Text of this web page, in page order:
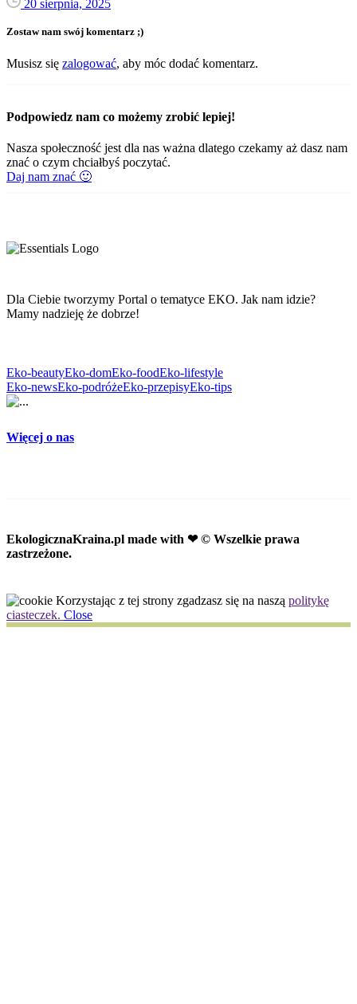
20 sierpnia, 2025
Zostaw nam swój komentarz ;)
Musisz się zalogować, aby móc dodać komentarz.
Podpowiedz nam co możemy zrobić lepiej!
Nasza społeczność jest dla nas ważna dlatego czekamy aż dasz nam
znać o czym chciałbyś poczytać.
Daj nam znać 🙂
Dla Ciebie tworzymy Portal o tematyce EKO. Jak nam idzie?
Mamy nadzieję że dobrze!
Eko-beautyEko-domEko-foodEko-lifestyle
Eko-newsEko-podróżeEko-przepisyEko-tips
Więcej o nas
EkologicznaKraina.pl made with ❤ © Wszelkie prawa
zastrzeżone.
Korzystając z tej strony zgadzasz się na naszą politykę
ciasteczek. Close